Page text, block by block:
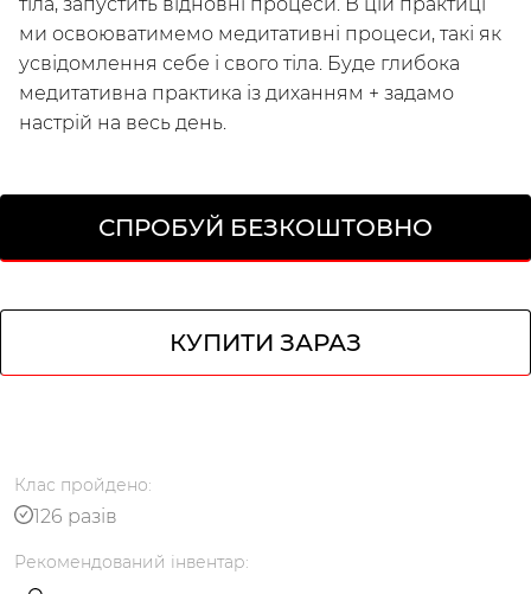
тіла, запустить відновні процеси. В цій практиці
ми освоюватимемо медитативні процеси, такі як
усвідомлення себе і свого тіла. Буде глибока
медитативна практика із диханням + задамо
настрій на весь день.
СПРОБУЙ БЕЗКОШТОВНО
КУПИТИ ЗАРАЗ
Клас пройдено:
126 разів
Рекомендований інвентар: